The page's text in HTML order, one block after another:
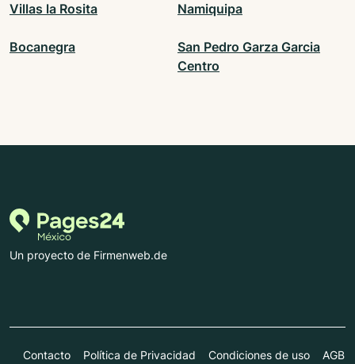
Villas la Rosita Namiquipa
Bocanegra
San Pedro Garza Garcia
Centro
Un proyecto de Firmenweb.de
Contacto Política de Privacidad Condiciones de uso AGB